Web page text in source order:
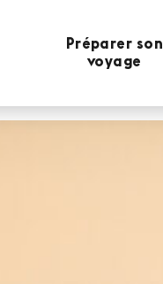
Préparer son
voyage